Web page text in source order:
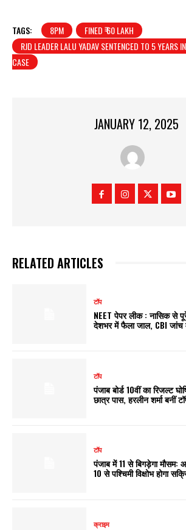
TAGS: 8PM
FINED ₹ 60 LAKH
RJD LEADER LALU YADAV SENTENCED TO 5 YEARS
CASE
JANUARY 12, 2025
RELATED ARTICLES
टॉप
NEET पेपर लीक : नासिक
देशभर में फैला जाल, CBI जांच
टॉप
पंजाब बोर्ड 10वीं का रिजल्ट
छात्र पास, हरलीन शर्मा बनीं
टॉप
पंजाब में 11 से बिगड़ेगा मौसम:
10 से पश्चिमी विक्षोभ होगा
क्राइम